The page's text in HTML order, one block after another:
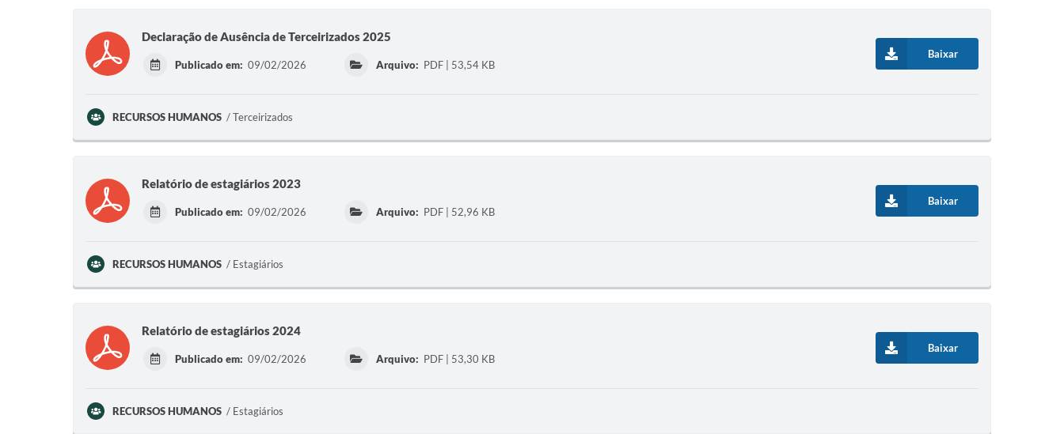
Declaração de Ausência de Terceirizados 2025
Publicado em: 09/02/2026 Arquivo: PDF | 53,54 KB
Baixar
RECURSOS HUMANOS Terceirizados
Relatório de estagiários 2023
Publicado em: 09/02/2026 Arquivo: PDF | 52,96 KB
Baixar
RECURSOS HUMANOS Estagiários
Relatório de estagiários 2024
Publicado em: 09/02/2026 Arquivo: PDF | 53,30 KB
Baixar
RECURSOS HUMANOS Estagiários